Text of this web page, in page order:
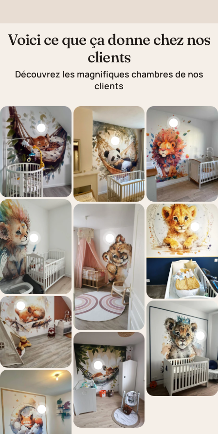
Voici ce que ça donne chez nos
clients
Découvrez les magnifiques chambres de nos
clients